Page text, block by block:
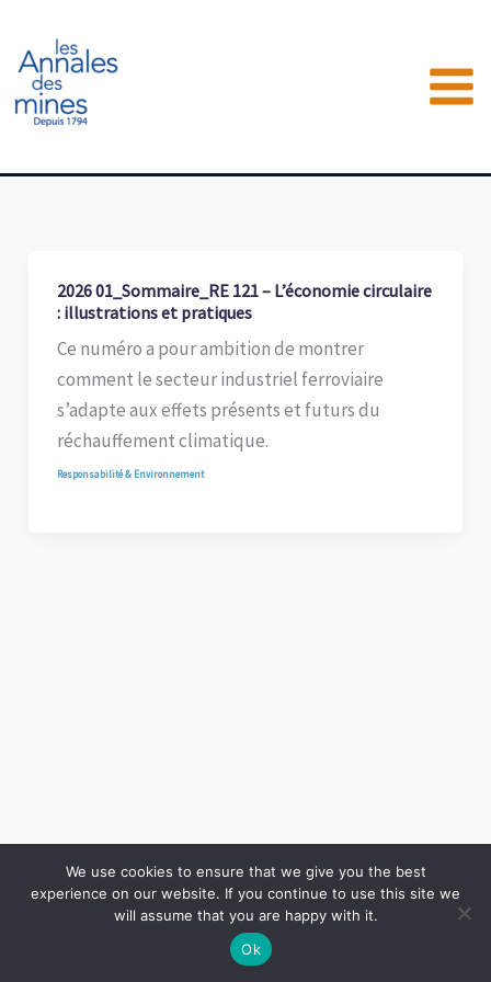
contenu
2026 01_Sommaire_RE 121 – L’économie circulaire
: illustrations et pratiques
Ce numéro a pour ambition de montrer
comment le secteur industriel ferroviaire
s’adapte aux effets présents et futurs du
réchauffement climatique.
Responsabilité & Environnement
Copyright © 2026 LES ANNALES DES MINES | Powered by Thème WordPress Astra
We use cookies to ensure that we give you the best
experience on our website. If you continue to use this site we
will assume that you are happy with it.
Ok